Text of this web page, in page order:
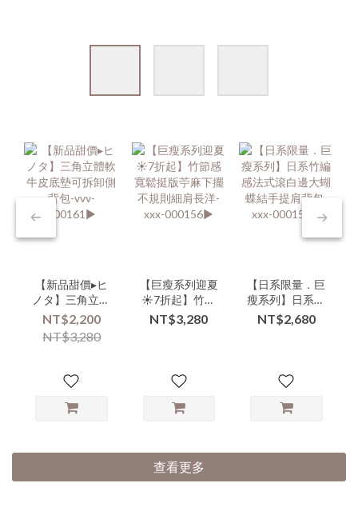
【新品甜價▸ヒ
ノタ】三角立體
軟牛皮底墊可拆
卸側背包-vvv-
000161▶
NT$2,200
NT$3,280
【巨瘦系列迎夏
☀️7折起】竹節
感寬鬆挺版苧麻
下擺不規則細肩
NT$3,280
【日系限量．巨
瘦系列】日系竹
編感法式滾白邊
大蝴蝶結手提肩
NT$2,680
查看更多